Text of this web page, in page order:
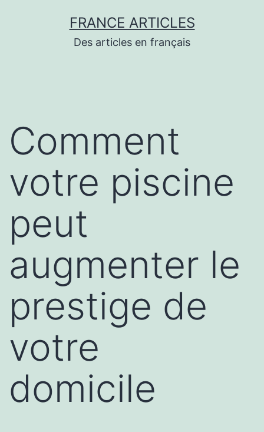
FRANCE ARTICLES
Des articles en français
Comment
votre piscine
peut
augmenter le
prestige de
votre
domicile